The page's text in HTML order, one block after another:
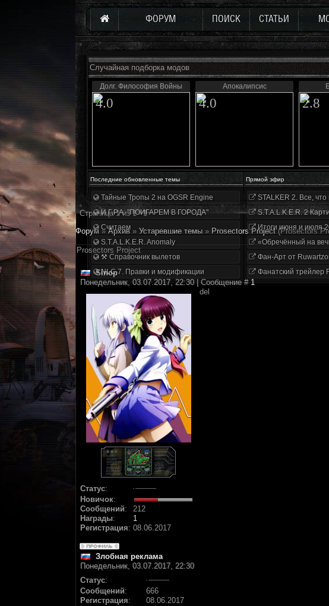
ФОРУМ ПОИСК СТАТЬИ
Случайная подборка модов
Долг. Философия Войны
4.0
Апокалипсис
4.0 2.8
Последние обновленные темы Прямой эфир
Тайные Тропы 2 на OGSR Engine
И.Г.Р.А. "ПОИГАРЕМ В ГОРОДА"
Считаем
S.T.A.L.K.E.R. Anomaly
⚒ Справочник вылетов
NLC 7. Правки и модификации
STALKER 2. Все,
S.T.A.L.K.E.R. 2
Итоги июня и июля
«Обречённый на
Фан-Арт от
Фанатский трейлер
Страница1из1 1
Форум » Архив » Устаревшие темы » Prosectors Project (Prosectors
Prosectors Project
Sinop
Понедельник, 03.07.2017, 22:30 | Сообщение #1
Статус:
Новичок:
Сообщений:
212
Награды:
1
Регистрация: 08.06.2017
del
Злобная реклама
Понедельник, 03.07.2017, 22:30
Статус:
Сообщений:
666
Регистрация: 08.06.2017